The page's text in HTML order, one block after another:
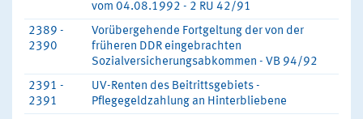
vom 04.08.1992 - 2 RU 42/91
2389 -
2390
Vorübergehende Fortgeltung der von der
früheren DDR eingebrachten
Sozialversicherungsabkommen - VB 94/92
2391 -
2391
UV-Renten des Beitrittsgebiets -
Pflegegeldzahlung an Hinterbliebene